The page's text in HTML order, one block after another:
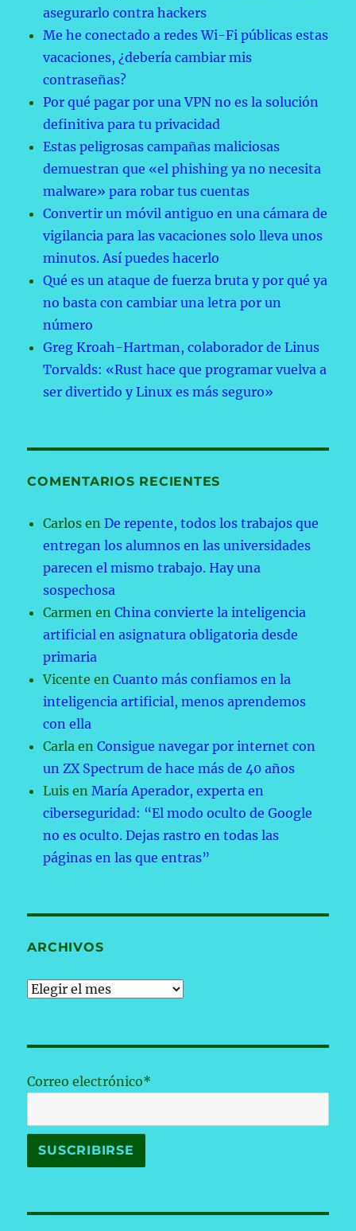
asegurarlo contra hackers
Me he conectado a redes Wi-Fi públicas estas
vacaciones, ¿debería cambiar mis
contraseñas?
Por qué pagar por una VPN no es la solución
definitiva para tu privacidad
Estas peligrosas campañas maliciosas
demuestran que «el phishing ya no necesita
malware» para robar tus cuentas
Convertir un móvil antiguo en una cámara de
vigilancia para las vacaciones solo lleva unos
minutos. Así puedes hacerlo
Qué es un ataque de fuerza bruta y por qué ya
no basta con cambiar una letra por un
número
Greg Kroah-Hartman, colaborador de Linus
Torvalds: «Rust hace que programar vuelva a
ser divertido y Linux es más seguro»
COMENTARIOS RECIENTES
Carlos enDe repente, todos los trabajos que
entregan los alumnos en las universidades
parecen el mismo trabajo. Hay una
sospechosa
Carmen enChina convierte la inteligencia
artificial en asignatura obligatoria desde
primaria
Vicente enCuanto más confiamos en la
inteligencia artificial, menos aprendemos
con ella
Carla enConsigue navegar por internet con
un ZX Spectrum de hace más de 40 años
Luis enMaría Aperador, experta en
ciberseguridad: “El modo oculto de Google
no es oculto. Dejas rastro en todas las
páginas en las que entras”
ARCHIVOS
Archivos
Correo electrónico*